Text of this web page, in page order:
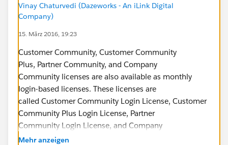
Vinay Chaturvedi (Dazeworks - An iLink Digital
Company)
15. März 2016, 19:23
Customer Community, Customer Community
Plus, Partner Community, and Company
Community licenses are also available as monthly
login-based licenses. These licenses are
called Customer Community Login License, Customer
Community Plus Login License, Partner
Community Login License, and Company
Community Login License. This means that a license is
Mehr anzeigen